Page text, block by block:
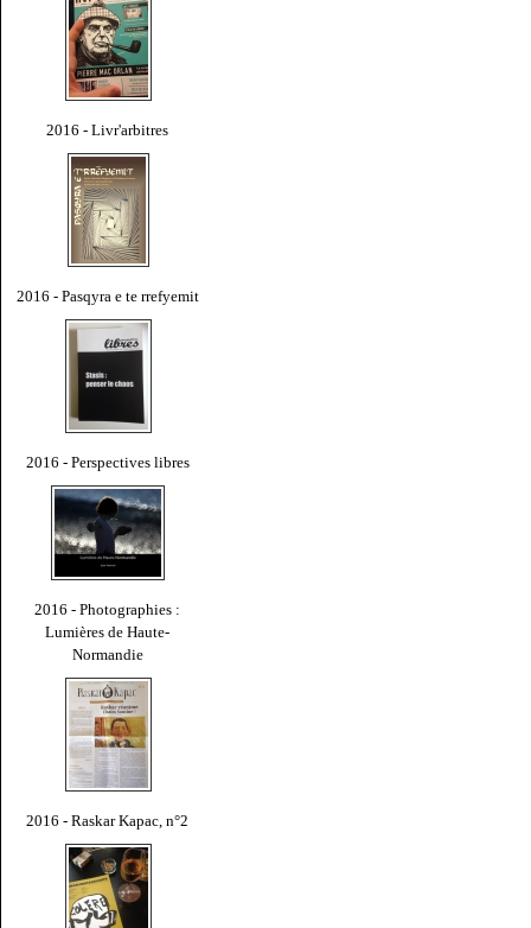
2016 - Livr'arbitres
2016 - Pasqyra e te rrefyemit
2016 - Perspectives libres
2016 - Photographies :
Lumières de Haute-
Normandie
2016 - Raskar Kapac, n°2